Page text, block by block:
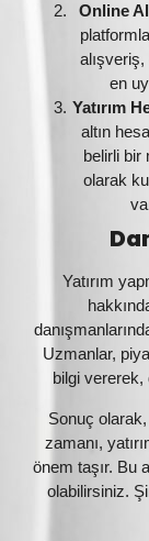
Online
alışveriş,
en
Yatırım
altın
belirli bir
olarak
Yatırım
Uzmanlar,
bilgi vererek,
Sonuç olarak,
zamanı,
önem taşır. Bu
olabilirsiniz.